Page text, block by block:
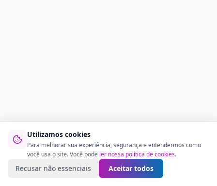
Utilizamos cookies
Para melhorar sua experiência, segurança e entendermos como
você usa o site. Você pode ler nossa política de cookies.
Recusar não essenciais Aceitar todos